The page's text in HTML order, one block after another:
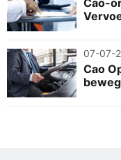
07-07-
Cao